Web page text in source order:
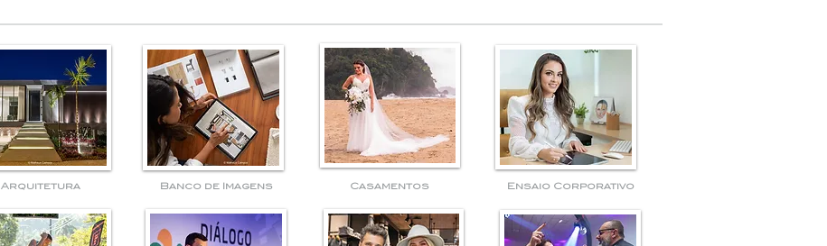
Arquitetura Banco de Imagens Casamentos Ensaio Corporativo